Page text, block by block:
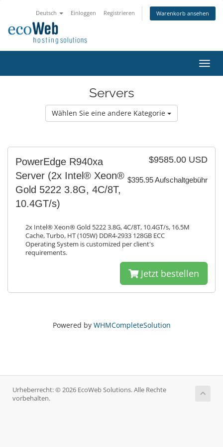
Deutsch Einloggen Registrieren Warenkorb ansehen
ein-/
Servers
Wählen Sie eine andere Kategorie
$9585.00 USD
$395.95 Aufschaltgebühr
PowerEdge R940xa
Server (2x Intel® Xeon®
Gold 5222 3.8G, 4C/8T,
10.4GT/s)
2x Intel® Xeon® Gold 5222 3.8G, 4C/8T, 10.4GT/s, 16.5M
Cache, Turbo, HT (105W) DDR4-2933 128GB ECC
Operating System is customized per client's
requirements.
Jetzt bestellen
Powered by WHMCompleteSolution
Urheberrecht: © 2026 EcoWeb Solutions. Alle Rechte
vorbehalten.